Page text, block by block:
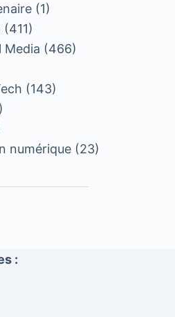
(1)
(411)
Media (466)
(143)
numérique(23)
: